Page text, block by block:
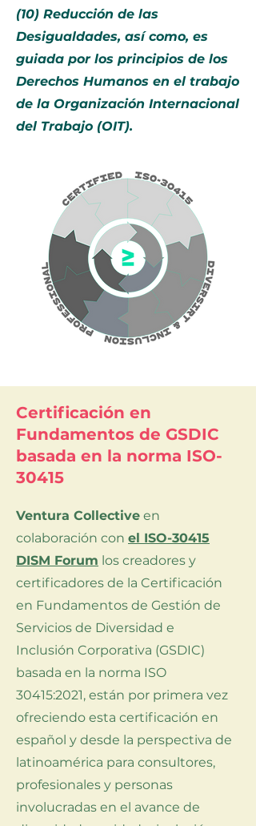
(10) Reducción de las
Desigualdades, así como, es
guiada por los principios de los
Derechos Humanos en el trabajo
de la Organización Internacional
del Trabajo (OIT).
Certificación en
Fundamentos de GSDIC
basada en la norma ISO-
30415
Ventura Collective en
colaboración con el ISO-30415
DISM Forum los creadores y
certificadores de la Certificación
en Fundamentos de Gestión de
Servicios de Diversidad e
Inclusión Corporativa (GSDIC)
basada en la norma ISO
30415:2021, están por primera vez
ofreciendo esta certificación en
español y desde la perspectiva de
latinoamérica para consultores,
profesionales y personas
involucradas en el avance de